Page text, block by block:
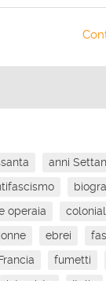
anni
operaia
ebrei
fumetti